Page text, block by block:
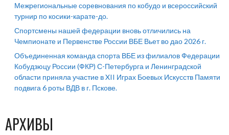
Межрегиональные соревнования по кобудо и всероссийский
турнир по косики-карате-до.
Спортсмены нашей федерации вновь отличились на
Чемпионате и Первенстве России ВБЕ Вьет во дао 2026 г.
Объединенная команда спорта ВБЕ из филиалов Федерации
Кобудзюцу России (ФКР) С-Петербурга и Ленинградской
области приняла участие в XII Играх Боевых Искусств Памяти
подвига 6 роты ВДВ в г. Пскове.
АРХИВЫ